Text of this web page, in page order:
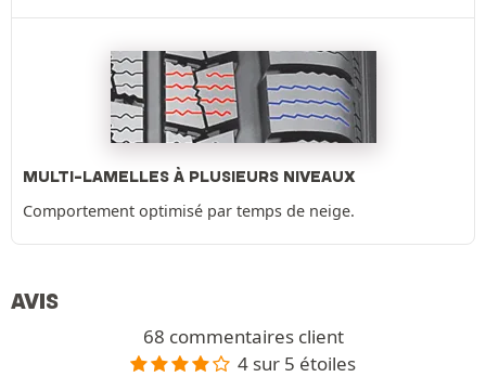
MULTI-LAMELLES À PLUSIEURS NIVEAUX
Comportement optimisé par temps de neige.
AVIS
68 commentaires client
4 sur 5 étoiles